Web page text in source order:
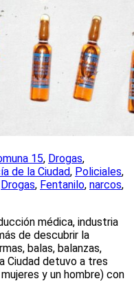
15, Drogas,
de la Ciudad, Policiales,
Drogas, Fentanilo, narcos,
médica, industria
de descubrir la
balas, balanzas,
Ciudad detuvo a tres
y un hombre) con